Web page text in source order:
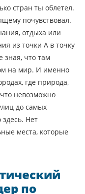
стран ты облетел.
почувствовал.
отдыха или
из точки А в точку
зная, что там
на мир. И именно
где природа,
невозможно
до самых
здесь. Нет
места, которые
по